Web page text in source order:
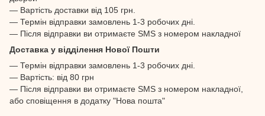
— Вартість доставки від 105 грн.
— Термін відправки замовлень 1-3 робочих дні.
— Після відправки ви отримаєте SMS з номером накладної
Доставка у відділення Нової Пошти
— Термін відправки замовлень 1-3 робочих дні.
— Вартість: від 80 грн
— Після відправки ви отримаєте SMS з номером накладної,
або сповіщення в додатку "Нова пошта"